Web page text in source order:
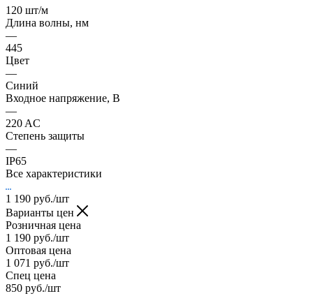
120 шт/м
Длина волны, нм
—
445
Цвет
—
Синий
Входное напряжение, В
—
220 AC
Степень защиты
—
IP65
Все характеристики
1 190 руб./шт
Варианты цен
Розничная цена
1 190 руб./шт
Оптовая цена
1 071 руб./шт
Спец цена
850 руб./шт